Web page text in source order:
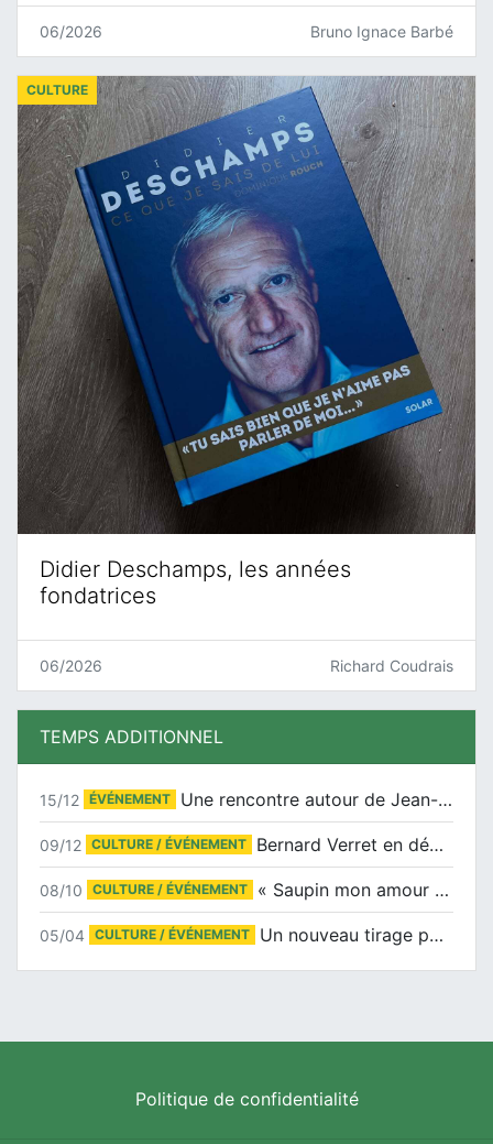
06/2026 Bruno Ignace Barbé
Didier Deschamps, les années
fondatrices
CULTURE
06/2026 Richard Coudrais
TEMPS ADDITIONNEL
15/12 ÉVÉNEMENT Une rencontre autour de Jean-Claude Suaudeau
09/12 CULTURE / ÉVÉNEMENT Bernard Verret en dédicaces le samedi 13 décembre à l’Espace Culturel Atlantis
08/10 CULTURE / ÉVÉNEMENT « Saupin mon amour » au salon du livre de Trentemoult
05/04 CULTURE / ÉVÉNEMENT Un nouveau tirage pour le Docu-BD
Politique de confidentialité